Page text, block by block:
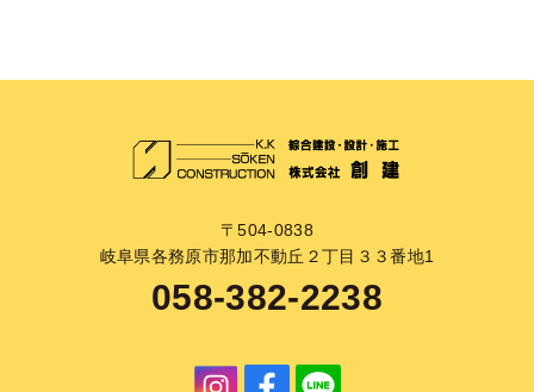
〒504-0838
岐阜県各務原市那加不動丘２丁目３３番地1
058-382-2238